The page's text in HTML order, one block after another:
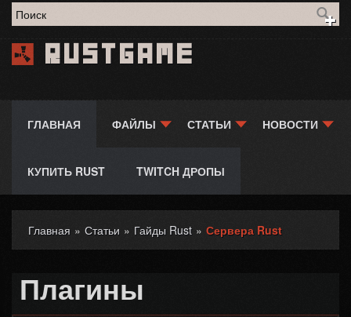
Форма поиска
Rustgame
ГЛАВНАЯ ФАЙЛЫ СТАТЬИ НОВОСТИ
КУПИТЬ RUST TWITCH ДРОПЫ
Вы здесь
Главная » Статьи » Гайды Rust » Сервера Rust
Плагины